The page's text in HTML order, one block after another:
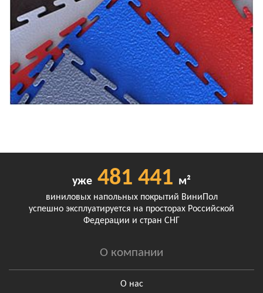
уже 481 441 м²
виниловых напольных покрытий ВиниПол
успешно эксплуатируется на просторах Российской
Федерации и стран СНГ
О компании
О нас